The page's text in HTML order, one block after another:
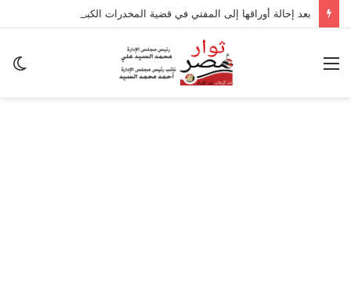
القائمة